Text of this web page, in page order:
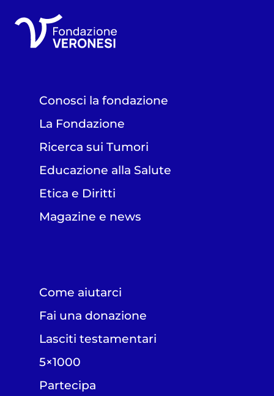
Conosci la fondazione
La Fondazione
Ricerca sui Tumori
Educazione alla Salute
Etica e Diritti
Magazine e news
Come aiutarci
Fai una donazione
Lasciti testamentari
5×1000
Partecipa